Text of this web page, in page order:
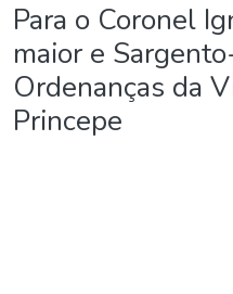
Para o Coronel
maior e
Ordenanças da
Princepe